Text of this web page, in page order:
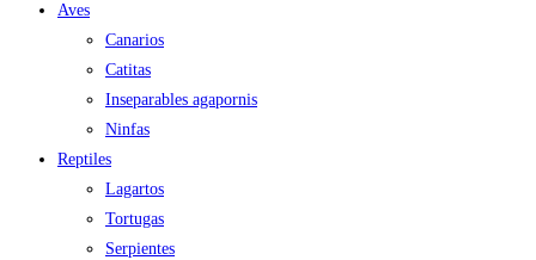
Aves
Canarios
Catitas
Inseparables agapornis
Ninfas
Reptiles
Lagartos
Tortugas
Serpientes